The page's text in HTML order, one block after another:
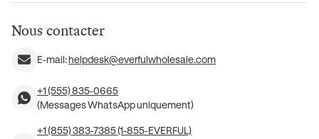
Nous contacter
E-mail:helpdesk@everfulwholesale.com
+1 (555) 835-0665
(Messages WhatsApp uniquement)
+1 (855) 383-7385 (1-855-EVERFUL)